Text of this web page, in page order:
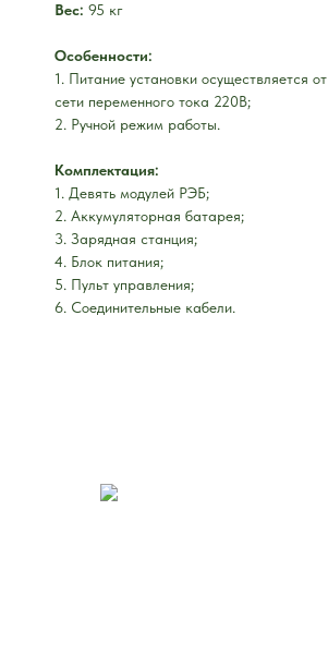
Вес: 95 кг
Особенности:
1. Питание установки осуществляется от
сети переменного тока 220В;
2. Ручной режим работы.
Комплектация:
1. Девять модулей РЭБ;
2. Аккумуляторная батарея;
3. Зарядная станция;
4. Блок питания;
5. Пульт управления;
6. Соединительные кабели.